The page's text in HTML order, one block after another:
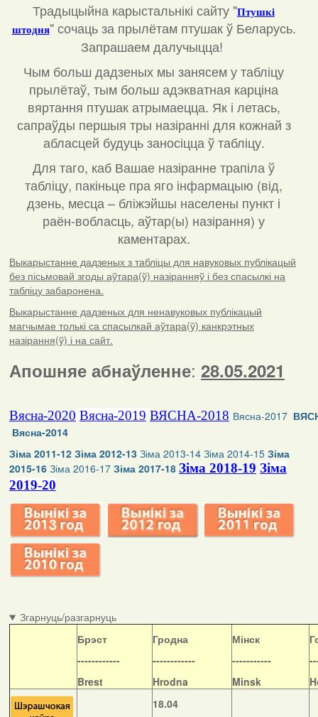
Традыцыйна карыстальнікі сайту "Птушкі
штодня" сочаць за прылётам птушак ў Беларусь.
Запрашаем далучыцца!
Чым больш дадзеных мы занясем у табліцу
прылётаў, тым больш адэкватная карціна
вяртання птушак атрымаецца. Як і летась,
сапраўды першыя тры назіранні для кожнай з
абласцей будуць заносіцца ў табліцу.
Для таго, каб Вашае назіранне трапіла ў
табліцу, пакіньце пра яго інфармацыю (від,
дзень, месца – бліжэйшы населены пункт і
раён-вобласць, аўтар(ы) назірання) у
каментарах.
Выкарыстанне дадзеных з табліцы для навуковых публікацый
без пісьмовай згоды аўтара(ў) назіранняў і без спасылкі на
табліцу забаронена.
Выкарыстанне дадзеных для ненавуковых публікацый
магчымае толькі са спасылкай аўтара(ў) канкрэтных
назірання(ў) і на сайт.
Апошняе абнаўленне: 28.05.2021
Вясна-2020 Вясна-2019 ВЯСНА-2018 Вясна-2017
Вясна-2014
Зіма 2011-12 Зіма 2012-13 Зіма 2013-14 Зіма 2014-15 Зіма
2015-16 Зіма 2016-17 Зіма 2017-18 Зіма 2018-19 Зіма
2019-20
Згарнуць/разгарнуць
Брэст
------------
Brest
Гродна
------------
Hrodna
Мінск
-----------
Minsk
18.04